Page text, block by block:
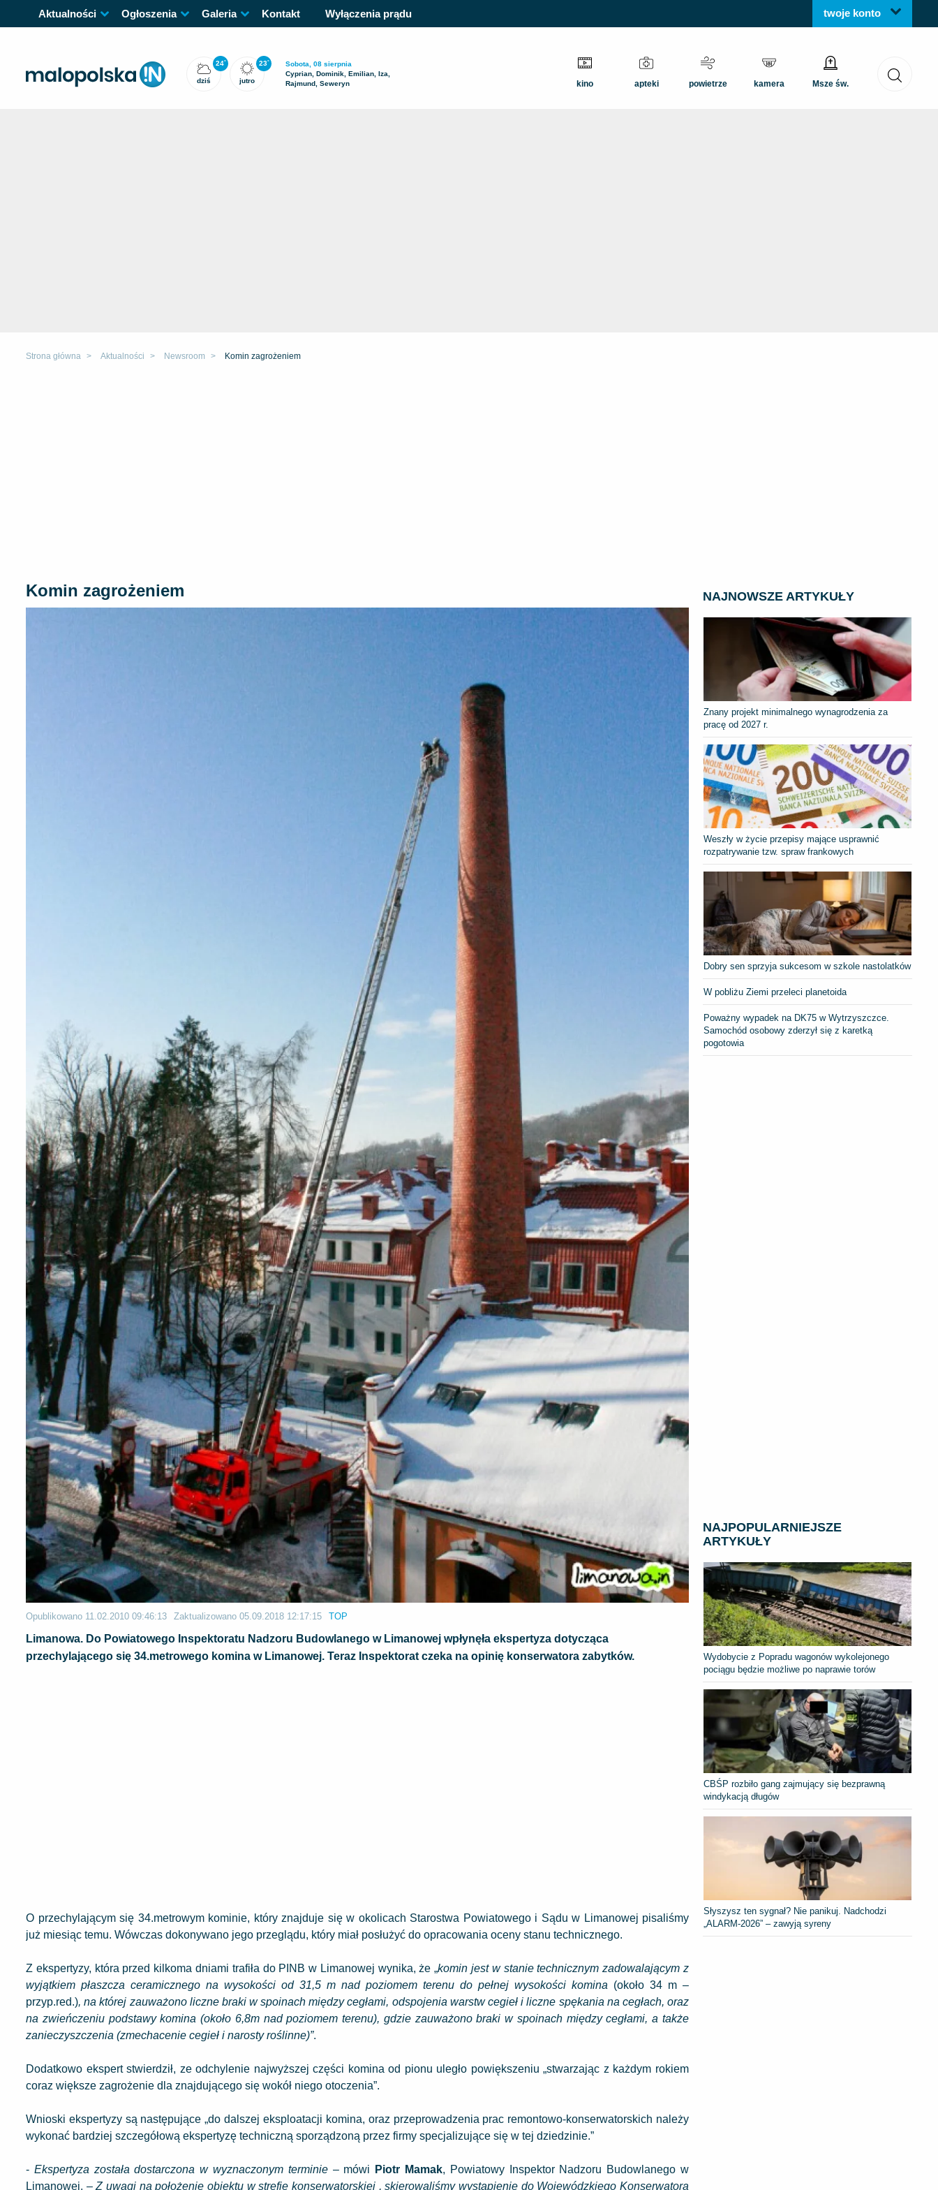
Aktualności Ogłoszenia Galeria Kontakt Wyłączenia prądu twoje konto
24°
dziś
23°
jutro
Sobota, 08 sierpnia
Cyprian, Dominik, Emilian, Iza,
Rajmund, Seweryn
kino apteki powietrze kamera Msze św.
Strona główna Aktualności Newsroom Komin zagrożeniem
Komin zagrożeniem
Opublikowano 11.02.2010 09:46:13 Zaktualizowano 05.09.2018 12:17:15 TOP
Limanowa. Do Powiatowego Inspektoratu Nadzoru Budowlanego w Limanowej wpłynęła ekspertyza dotycząca
przechylającego się 34.metrowego komina w Limanowej. Teraz Inspektorat czeka na opinię konserwatora zabytków.
O przechylającym się 34.metrowym kominie, który znajduje się w okolicach Starostwa Powiatowego i Sądu w Limanowej pisaliśmy
już miesiąc temu. Wówczas dokonywano jego przeglądu, który miał posłużyć do opracowania oceny stanu technicznego.
Z ekspertyzy, która przed kilkoma dniami trafiła do PINB w Limanowej wynika, że „komin jest w stanie technicznym zadowalającym z
wyjątkiem płaszcza ceramicznego na wysokości od 31,5 m nad poziomem terenu do pełnej wysokości komina (około 34 m –
przyp.red.), na której zauważono liczne braki w spoinach między cegłami, odspojenia warstw cegieł i liczne spękania na cegłach, oraz
na zwieńczeniu podstawy komina (około 6,8m nad poziomem terenu), gdzie zauważono braki w spoinach między cegłami, a także
zanieczyszczenia (zmechacenie cegieł i narosty roślinne)”.
Dodatkowo ekspert stwierdził, ze odchylenie najwyższej części komina od pionu uległo powiększeniu „stwarzając z każdym rokiem
coraz większe zagrożenie dla znajdującego się wokół niego otoczenia”.
Wnioski ekspertyzy są następujące „do dalszej eksploatacji komina, oraz przeprowadzenia prac remontowo-konserwatorskich należy
wykonać bardziej szczegółową ekspertyzę techniczną sporządzoną przez firmy specjalizujące się w tej dziedzinie.”
- Ekspertyza została dostarczona w wyznaczonym terminie– mówi Piotr Mamak, Powiatowy Inspektor Nadzoru Budowlanego w
Limanowej. –Z uwagi na położenie obiektu w strefie konserwatorskiej , skierowaliśmy wystąpienie do Wojewódzkiego Konserwatora
NAJNOWSZE ARTYKUŁY
Znany projekt minimalnego wynagrodzenia za
pracę od 2027 r.
Weszły w życie przepisy mające usprawnić
rozpatrywanie tzw. spraw frankowych
Dobry sen sprzyja sukcesom w szkole nastolatków
W pobliżu Ziemi przeleci planetoida
Poważny wypadek na DK75 w Wytrzyszczce.
Samochód osobowy zderzył się z karetką
pogotowia
NAJPOPULARNIEJSZE
ARTYKUŁY
Wydobycie z Popradu wagonów wykolejonego
pociągu będzie możliwe po naprawie torów
CBŚP rozbiło gang zajmujący się bezprawną
windykacją długów
Słyszysz ten sygnał? Nie panikuj. Nadchodzi
„ALARM-2026” – zawyją syreny